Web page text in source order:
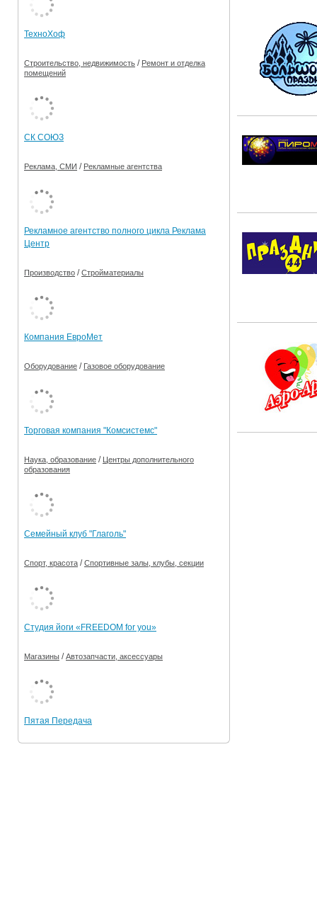
ТехноХоф
Строительство, недвижимость / Ремонт и отделка
помещений
СК СОЮЗ
Реклама, СМИ / Рекламные агентства
Рекламное агентство полного цикла Реклама
Центр
Производство /Стройматериалы
Компания ЕвроМет
Оборудование / Газовое оборудование
Торговая компания "Комсистемс"
Наука, образование / Центры дополнительного
образования
Семейный клуб "Глаголь"
Спорт, красота /Спортивные залы, клубы, секции
Студия йоги «FREEDOM for you»
Магазины /Автозапчасти, аксессуары
Пятая Передача